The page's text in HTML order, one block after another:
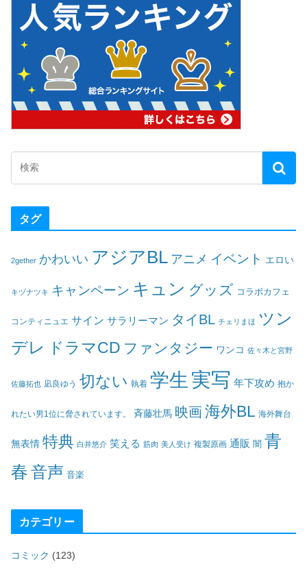
タグ
2gether かわいい アジアBL アニメ イベント エロい
キヅナツキ キャンペーン キュン グッズ コラボカフェ
コンティニュエ サイン サラリーマン タイBL チェリまほ ツン
デレ ドラマCD ファンタジー ワンコ 佐々木と宮野
佐藤拓也 凪良ゆう 切ない 執着 学生 実写 年下攻め 抱か
れたい男1位に脅されています。 斉藤壮馬 映画海外BL 海外舞台
無表情 特典 白井悠介 笑える 筋肉 美人受け 複製原画 通販 闇 青
春音声 音楽
カテゴリー
コミック (123)